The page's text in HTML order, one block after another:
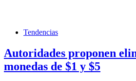
Tendencias
Autoridades proponen
monedas de $1 y $5